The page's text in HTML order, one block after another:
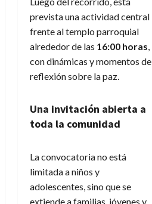
prevista una actividad central
frente al templo parroquial
alrededor de las 16:00 horas,
con dinámicas y momentos de
reflexión sobre la paz.
Una invitación abierta a
toda la comunidad
La convocatoria no está
limitada a niños y
adolescentes, sino que se
extiende a familias, jóvenes y